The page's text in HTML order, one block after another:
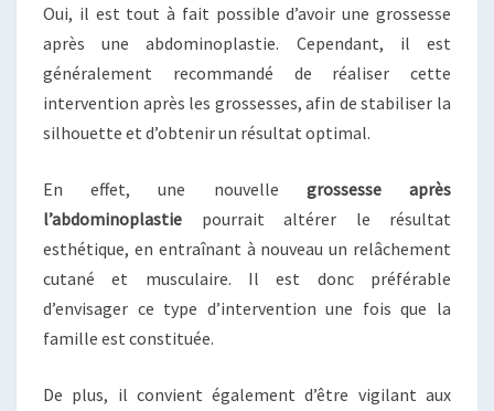
Oui, il est tout à fait possible d’avoir une grossesse
après une abdominoplastie. Cependant, il est
généralement recommandé de réaliser cette
intervention après les grossesses, afin de stabiliser la
silhouette et d’obtenir un résultat optimal.
En effet, une nouvelle grossesse après
l’abdominoplastie pourrait altérer le résultat
esthétique, en entraînant à nouveau un relâchement
cutané et musculaire. Il est donc préférable
d’envisager ce type d’intervention une fois que la
famille est constituée.
De plus, il convient également d’être vigilant aux